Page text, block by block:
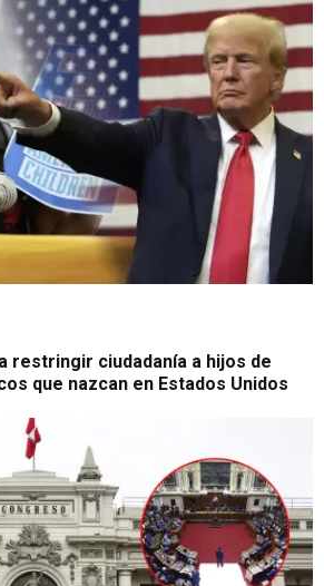
restringir ciudadanía a hijos de
que nazcan en Estados Unidos